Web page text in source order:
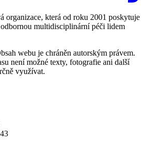
organizace, která od roku 2001 poskytuje
multidisciplinární péči lidem
webu je chráněn autorským právem.
není možné texty, fotografie ani další
využívat.